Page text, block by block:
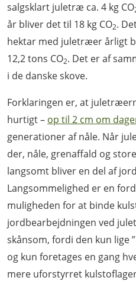
salgsklart juletræ ca. 4 kg CO
år bliver det til 18 kg CO2.
hektar med juletræer årligt
12,2 tons CO2. Det er af
i de danske skove.
Forklaringen er, at
hurtigt – op til 2 cm om
generationer af nåle. Når
der, nåle, grenaffald og
langsomt bliver en del af
Langsommelighed er en
muligheden for at binde
jordbearbejdningen ved
skånsom, fordi den kun lige
og kun foretages en gang
mere uforstyrret